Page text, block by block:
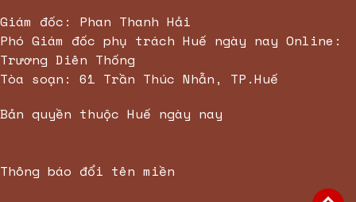
Giám đốc: Phan Thanh Hải
Phó Giám đốc phụ trách Huế ngày nay Online:
Trương Diên Thống
Tòa soạn: 61 Trần Thúc Nhẫn, TP.Huế
Bản quyền thuộc Huế ngày nay
Thông báo đổi tên miền